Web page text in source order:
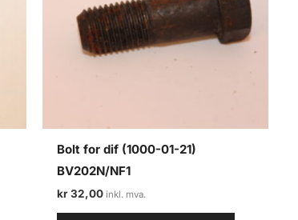
Bolt for dif (1000-01-21)
BV202N/NF1
kr32,00